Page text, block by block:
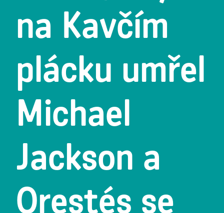
na Kavčím
plácku umřel
Michael
Jackson a
Orestés se